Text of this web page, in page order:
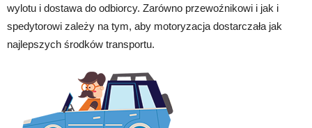
wylotu i dostawa do odbiorcy. Zarówno przewoźnikowi i jak i
spedytorowi zależy na tym, aby motoryzacja dostarczała jak
najlepszych środków transportu.